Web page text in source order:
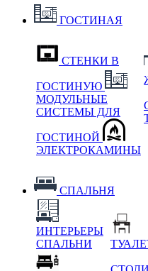
ГОСТИНАЯ
СТЕНКИ В
ГОСТИНУЮ
МОДУЛЬНЫЕ
СИСТЕМЫ ДЛЯ
ГОСТИНОЙ
ЭЛЕКТРОКАМИНЫ
СПАЛЬНЯ
ИНТЕРЬЕРЫ
СПАЛЬНИ